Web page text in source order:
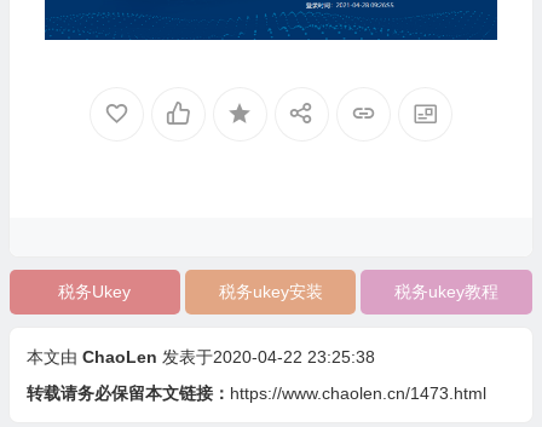
税务Ukey 税务ukey安装 税务ukey教程
本文由 ChaoLen 发表于2020-04-22 23:25:38
转载请务必保留本文链接： https://www.chaolen.cn/1473.html